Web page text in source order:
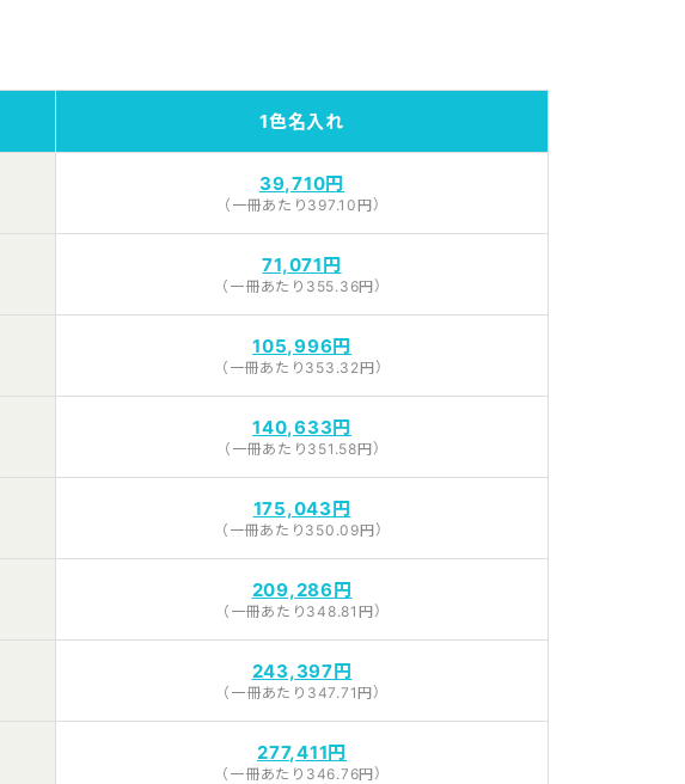
1色名入れ
39,710円
（一冊あたり397.10円）
71,071円
（一冊あたり355.36円）
105,996円
（一冊あたり353.32円）
140,633円
（一冊あたり351.58円）
175,043円
（一冊あたり350.09円）
209,286円
（一冊あたり348.81円）
243,397円
（一冊あたり347.71円）
277,411円
（一冊あたり346.76円）